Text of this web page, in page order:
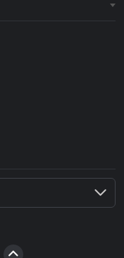
Key?
CD Key?